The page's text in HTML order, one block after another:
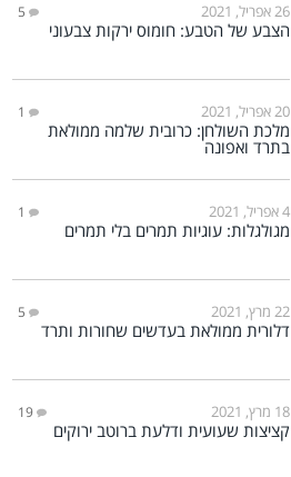
26 אפריל, 2021 5
הצבע של הטבע: חומוס ירקות צבעוני
20 אפריל, 2021 1
מלכת השולחן: כרובית שלמה ממולאת
בתרד ואפונה
4 אפריל, 2021 1
מגולגלות: עוגיות תמרים בלי תמרים
22 מרץ, 2021 5
דלורית ממולאת בעדשים שחורות ותרד
18 מרץ, 2021 19
קציצות שעועית ודלעת ברוטב ירוקים